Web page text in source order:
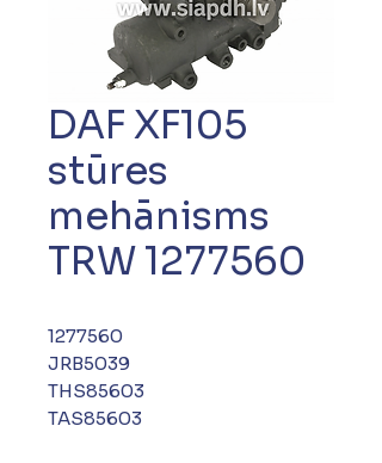
DAF XF105
stūres
mehānisms
TRW 1277560
1277560
JRB5039
THS85603
TAS85603